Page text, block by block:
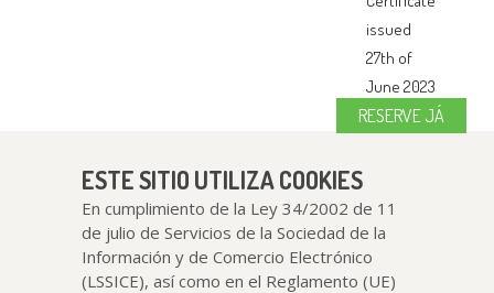
RESERVE JÁ
ESTE SITIO UTILIZA COOKIES
En cumplimiento de la Ley 34/2002 de 11
de julio de Servicios de la Sociedad de la
Información y de Comercio Electrónico
(LSSICE), así como en el Reglamento (UE)